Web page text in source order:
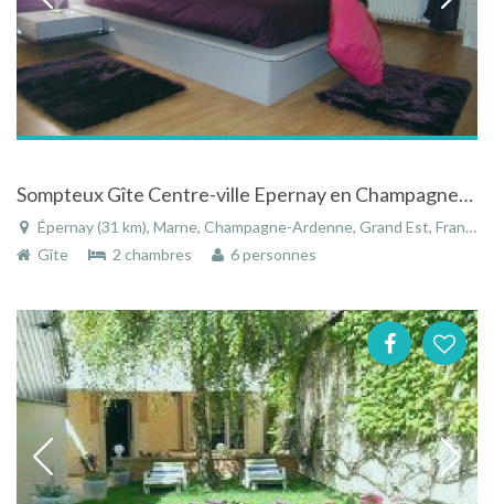
Sompteux Gîte Centre-ville Epernay en Champagne-Ardenne
Épernay (31 km), Marne, Champagne-Ardenne, Grand Est, France
Gîte
2 chambres 6 personnes